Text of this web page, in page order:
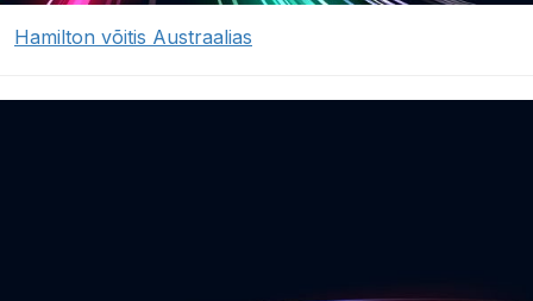
Hamilton võitis Austraalias